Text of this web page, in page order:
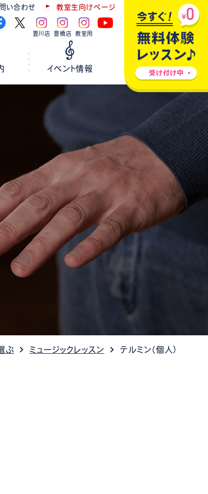
い合わせ 教室生向けページ
豊川店 豊橋店 教室用
弦楽器
報
各種楽器修理
ホールレンタル
イベント情報
ぶ ミュージックレッスン テルミン（個人）